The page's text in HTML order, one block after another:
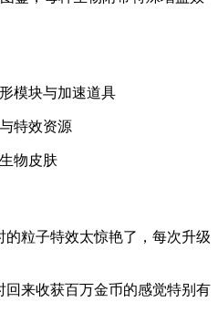
模块与加速道具
特效资源
物皮肤
的粒子特效太惊艳了，每次升级
回来收获百万金币的感觉特别有